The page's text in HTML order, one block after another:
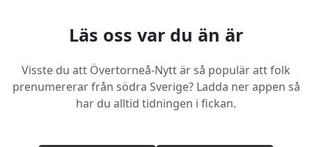
Läs oss var du än är
Visste du att Övertorneå-Nytt är så populär att folk
prenumererar från södra Sverige? Ladda ner appen så
har du alltid tidningen i fickan.